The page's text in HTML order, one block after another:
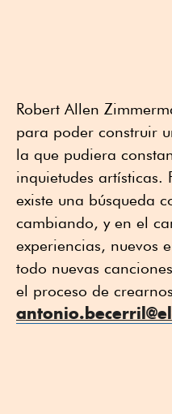
Robert Allen
para poder construir
la que pudiera
inquietudes artísticas.
existe una búsqueda
cambiando, y en el
experiencias, nuevos
todo nuevas
el proceso de